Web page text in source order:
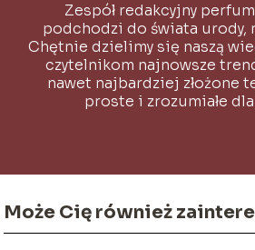
Zespół redakcyjny
podchodzi do świata urody,
Chętnie dzielimy się naszą
czytelnikom najnowsze
nawet najbardziej złożone
proste i zrozumiałe
Może Cię również